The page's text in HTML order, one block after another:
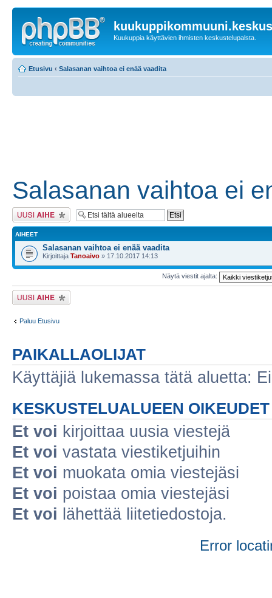
Kuukuppia käyttävien ihmisten keskustelupalsta.
Etusivu ‹ Salasanan vaihtoa ei enää vaadita
Salasanan vaihtoa ei
Lähetä uusi viesti
AIHEET
Salasanan vaihtoa ei enää vaadita
Kirjoittaja Tanoaivo » 17.10.2017 14:13
Näytä viestit ajalta:
Lähetä uusi viesti
Paluu Etusivu
PAIKALLAOLIJAT
Käyttäjiä lukemassa tätä aluetta:
KESKUSTELUALUEEN OIKEUDET
Et voi kirjoittaa uusia viestejä
Et voi vastata viestiketjuihin
Et voi muokata omia viestejäsi
Et voi poistaa omia viestejäsi
Et voi lähettää liitetiedostoja.
Error